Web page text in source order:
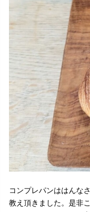
コンプレパンははんな
教え頂きました。是非